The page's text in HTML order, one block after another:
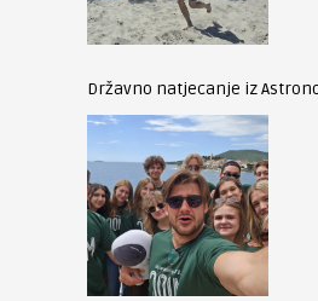
Državno natjecanje iz